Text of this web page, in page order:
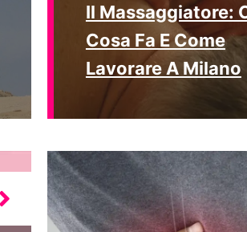
Il Massaggiatore:
Cosa Fa E Come
Lavorare A Milano